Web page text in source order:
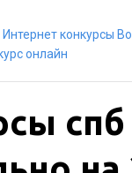
Интернет конкурсы
онлайн